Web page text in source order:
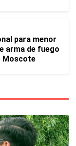
para menor
arma de fuego
Moscote